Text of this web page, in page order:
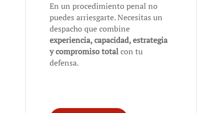
En un procedimiento penal no
puedes arriesgarte. Necesitas un
despacho que combine
experiencia, capacidad, estrategia
y compromiso totalcon tu
defensa.